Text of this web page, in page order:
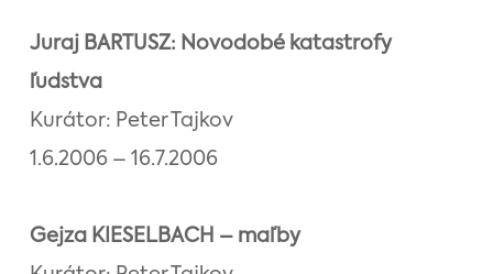
Juraj BARTUSZ: Novodobé katastrofy
ľudstva
Kurátor: Peter Tajkov
1.6.2006 – 16.7.2006
Gejza KIESELBACH – maľby